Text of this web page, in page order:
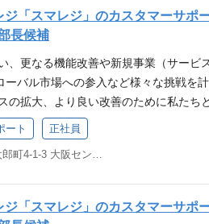
オペレーター（正社員）の教育・評価
ー運営における業務設計、マニュアル
データを活用したKPIモニタリングと改
決率、CESなど） ・「解約抑止」や「
向けた施策の設計・実行 ・採用におけ
ート体制/プロセスの構築 ※従事すべ
業務 ※本人の希望を考慮します 募集要
ダクトやITサービス領域における BtoB
カスタマーサポート職における、20
サポート品質の定量評価（KPI設計・
上 【歓迎要件(WANT)】 NRR / チャー
セルを見据えた カスタマーサクセス
「スマレジ」のカスタマーサポ
長候補
、更なる機能改善や新規事業（サービ
ーバル市場への参入など様々な挑戦を
の拡大、より良い改善のために私たち
マレジの事業について 業務詳細 当社プ
スタマーサポートチームにて、以下の
ーサポート（電話・メール・チャット
オペレーター（正社員）の教育・評価
ー運営における業務設計、マニュアル
ート 正社員
「スマレジ」のカスタマーサポ